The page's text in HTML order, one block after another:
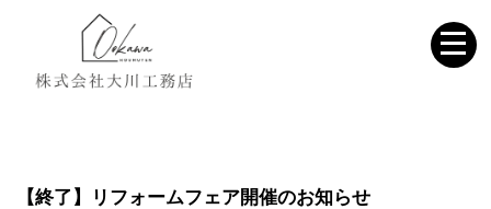
【終了】リフォームフェア開催のお知らせ